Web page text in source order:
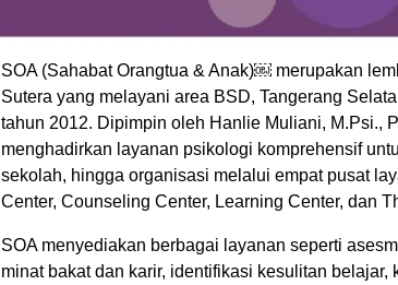
SOA (Sahabat Orangtua & Anak)￼ merupakan
Sutera yang melayani area BSD, Tangerang
tahun 2012. Dipimpin oleh Hanlie Muliani, M.Psi.,
menghadirkan layanan psikologi komprehensif
sekolah, hingga organisasi melalui empat pusat
Center, Counseling Center, Learning Center, dan
SOA menyediakan berbagai layanan seperti
minat bakat dan karir, identifikasi kesulitan belajar,